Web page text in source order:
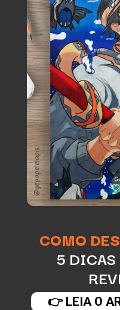
COMO
5
👉 LEIA O